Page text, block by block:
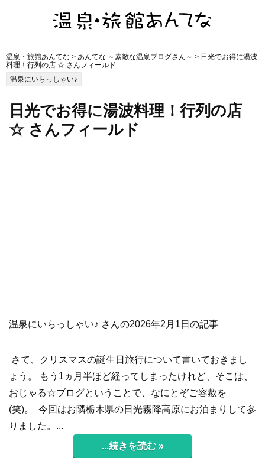
温泉・旅館あんてな > あんてな ～素敵な温泉ブログさん～ > 日光でお得に湯波
料理！行列の店 ☆ さんフィールド
温泉にいらっしゃい♪
日光でお得に湯波料理！行列の店
☆ さんフィールド
温泉にいらっしゃい♪ さんの2026年2月1日の記事
さて、クリスマスの誕生日旅行について書いておきまし
ょう。 もう1ヵ月半ほど経ってしまったけれど、そこは、
おじゃる☆ブログということで、なにとぞご容赦を
(笑)。 今回はお隣栃木県の日光霧降高原にお泊まりして参
りました。...
...続きを読む »